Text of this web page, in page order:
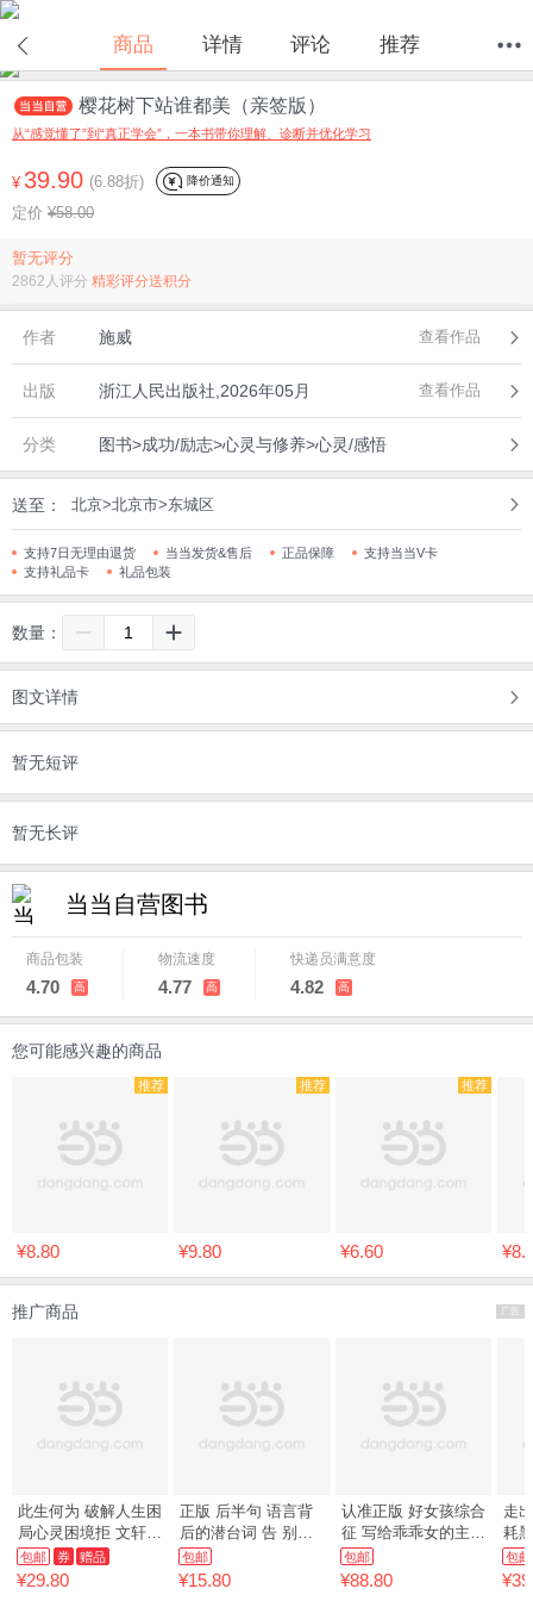
商品 详情 评论 推荐
首页 分类 值得买
樱花树下站谁都美（亲签版）
从“感觉懂了”到“真正学会”，一本书带你理解、诊断并优化学习
¥ 39.90 (6.88折) 降价通知
定价 ¥58.00
暂无评分
2862人评分 精彩评分送积分
作者 施威 查看作品
出版 浙江人民出版社,2026年05月 查看作品
分类 图书>成功/励志>心灵与修养>心灵/感悟
送至： 北京>北京市>东城区
支持7日无理由退货 当当发货&售后 正品保障
支持当当V卡
支持礼品卡
礼品包装
数量：
图文详情
暂无短评
暂无长评
当当自营图书
商品包装
4.70 高
物流速度
4.77 高
快递员满意度
4.82 高
您可能感兴趣的商品
推荐
¥8.80
推荐
¥9.80
推荐
¥6.60
推广商品 广告
此生何为 破解人生困
局心灵困境拒 文轩网
书店正版保障 四仓发
货
包邮 券 赠品
¥29.80
正版 后半句 语言背
后的潜台词 告 别一
知半解拒绝人云亦云
常用经
包邮
¥15.80
认准正版 好女孩综合
征 写给乖乖女的主题
性建立指南
包邮
¥88.80
走
耗黑洞 两
卷
包邮